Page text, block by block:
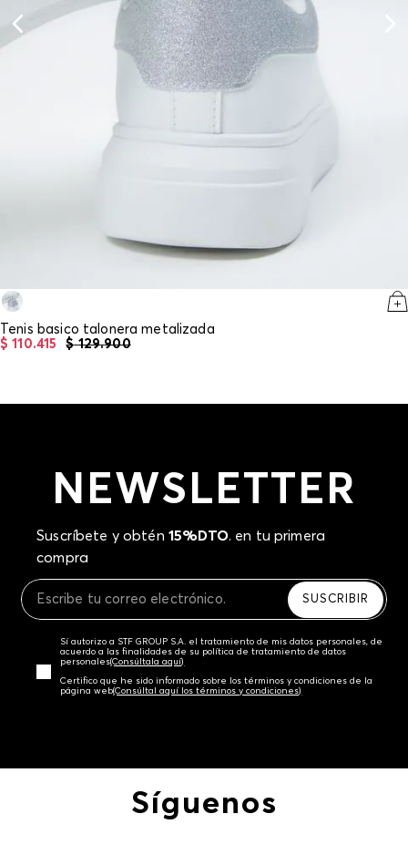
Tenis basico talonera metalizada
$ 129.900
$ 110.415
NEWSLETTER
Suscríbete y obtén 15%DTO. en tu primera
compra
SUSCRIBIR
Sí autorizo a STF GROUP S.A. el tratamiento de mis datos personales, de
acuerdo a las finalidades de su política de tratamiento de datos
personales‎(Consúltala aquí)
Certifico que he sido informado sobre los términos y condiciones de la
página web‎(Consúltal aquí los términos y condiciones)
Síguenos